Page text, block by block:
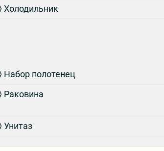
Холодильник
Набор полотенец
Раковина
Унитаз